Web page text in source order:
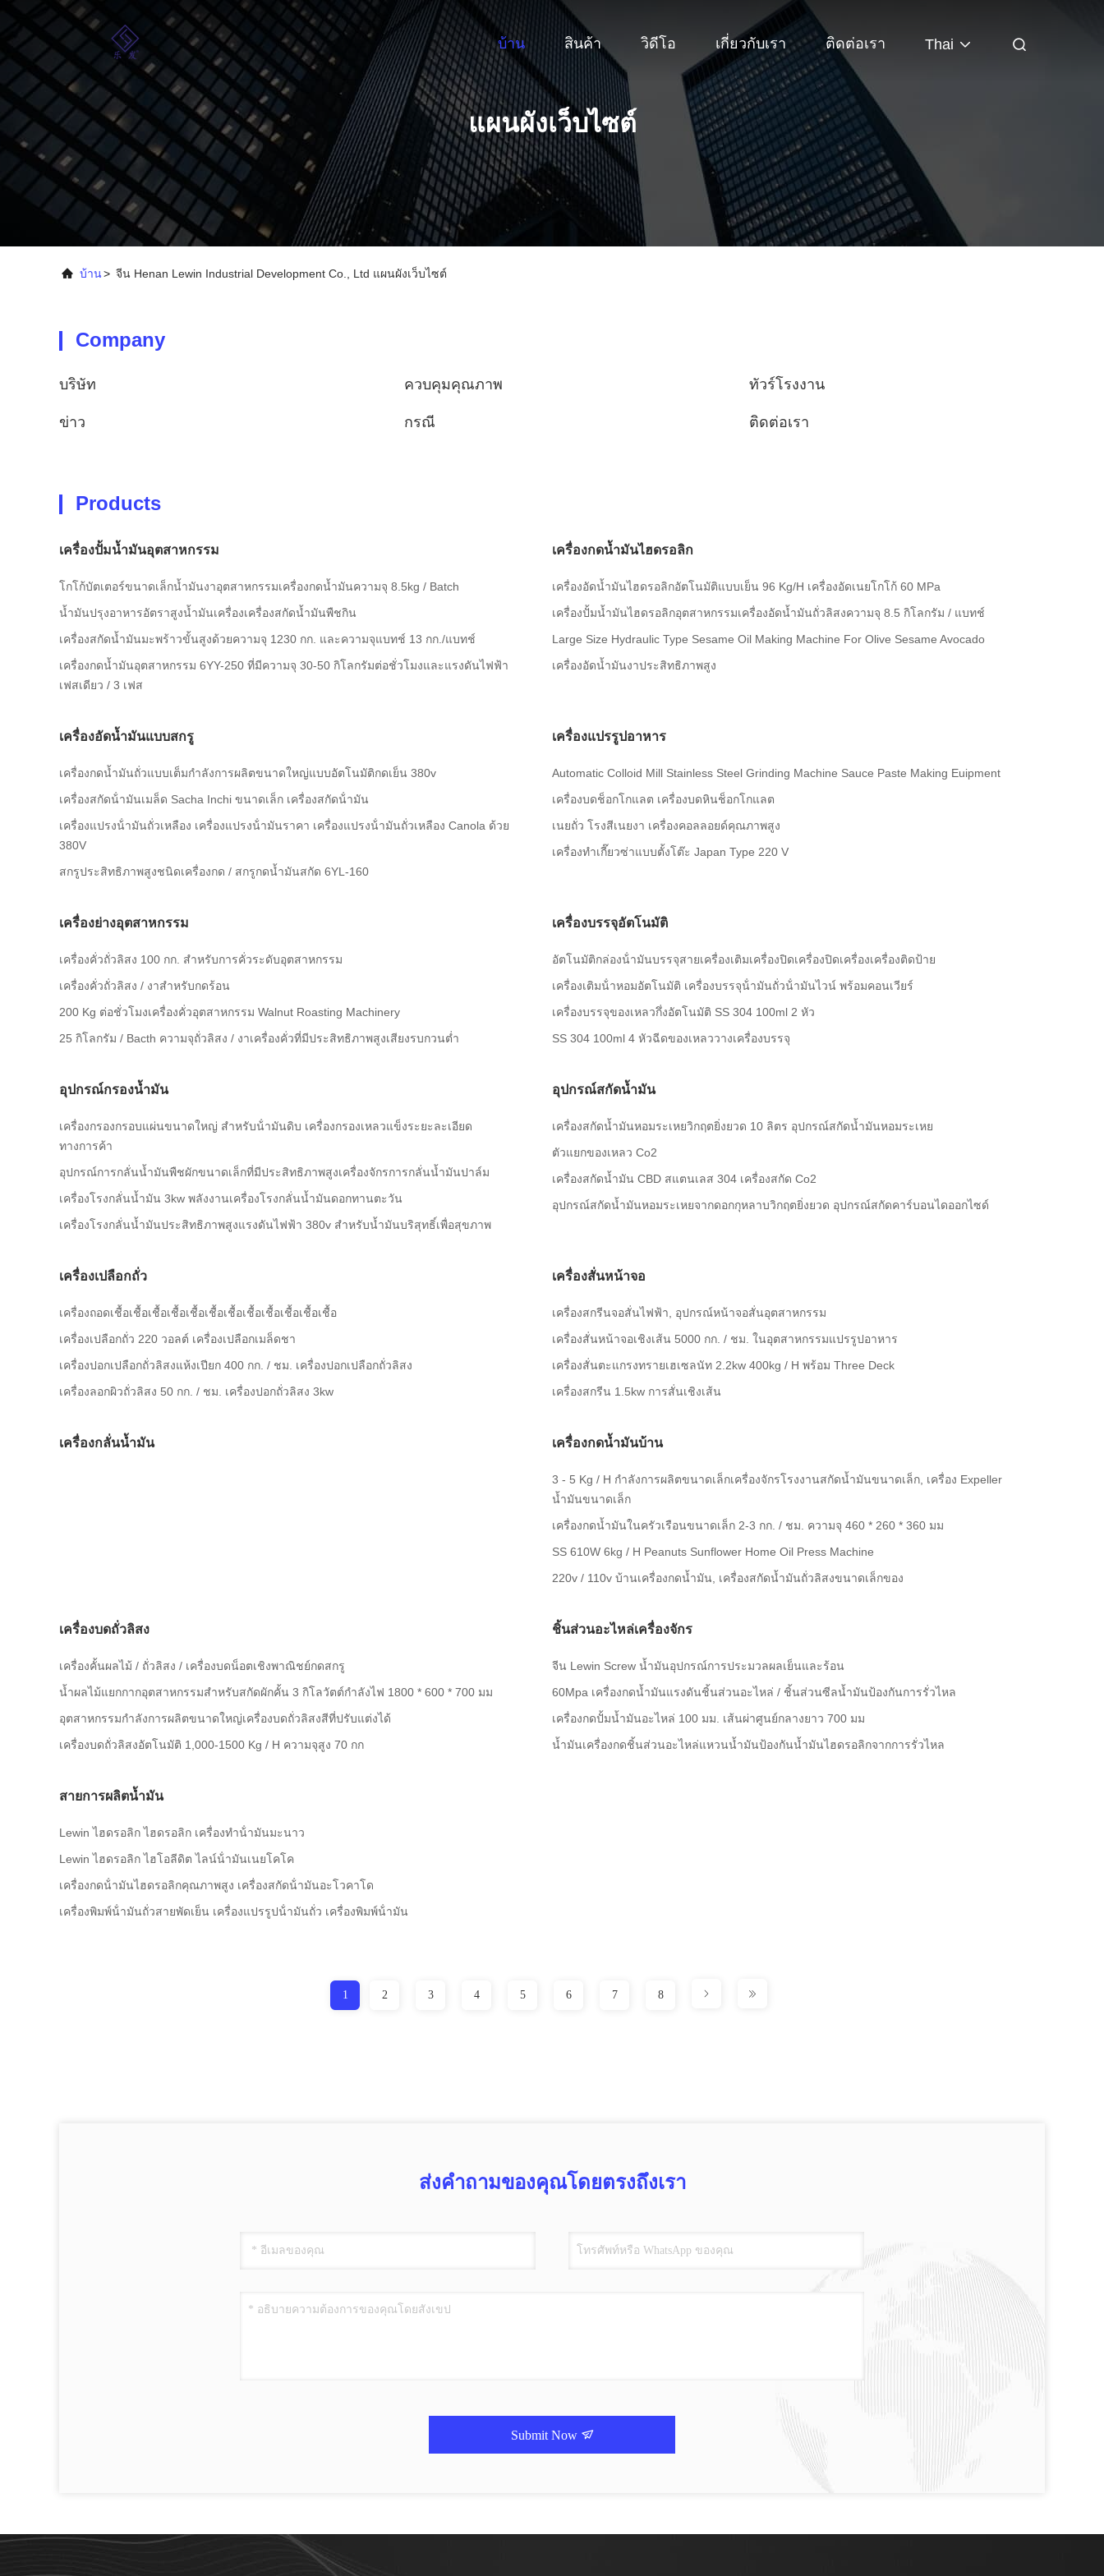
บ้าน สินค้า วิดีโอ เกี่ยวกับเรา ติดต่อเรา Thai
แผนผังเว็บไซต์
บ้าน> จีน Henan Lewin Industrial Development Co., Ltd แผนผังเว็บไซต์
Company
บริษัท ควบคุมคุณภาพ ทัวร์โรงงาน
ข่าว กรณี ติดต่อเรา
Products
เครื่องปั้มน้ำมันอุตสาหกรรม
โกโก้บัตเตอร์ขนาดเล็กน้ำมันงาอุตสาหกรรมเครื่องกดน้ำมันความจุ 8.5kg / Batch
น้ำมันปรุงอาหารอัตราสูงน้ำมันเครื่องเครื่องสกัดน้ำมันพืชกิน
เครื่องสกัดน้ำมันมะพร้าวขั้นสูงด้วยความจุ 1230 กก. และความจุแบทช์ 13 กก./แบทช์
เครื่องกดน้ำมันอุตสาหกรรม 6YY-250 ที่มีความจุ 30-50 กิโลกรัมต่อชั่วโมงและแรงดันไฟฟ้า
เฟสเดียว / 3 เฟส
เครื่องกดน้ำมันไฮดรอลิก
เครื่องอัดน้ำมันไฮดรอลิกอัตโนมัติแบบเย็น 96 Kg/H เครื่องอัดเนยโกโก้ 60 MPa
เครื่องปั้มน้ำมันไฮดรอลิกอุตสาหกรรมเครื่องอัดน้ำมันถั่วลิสงความจุ 8.5 กิโลกรัม / แบทช์
Large Size Hydraulic Type Sesame Oil Making Machine For Olive Sesame Avocado
เครื่องอัดน้ำมันงาประสิทธิภาพสูง
เครื่องอัดน้ำมันแบบสกรู
เครื่องกดน้ำมันถั่วแบบเต็มกำลังการผลิตขนาดใหญ่แบบอัตโนมัติกดเย็น 380v
เครื่องสกัดน้ํามันเมล็ด Sacha Inchi ขนาดเล็ก เครื่องสกัดน้ํามัน
เครื่องแปรงน้ํามันถั่วเหลือง เครื่องแปรงน้ํามันราคา เครื่องแปรงน้ํามันถั่วเหลือง Canola ด้วย
380V
สกรูประสิทธิภาพสูงชนิดเครื่องกด / สกรูกดน้ำมันสกัด 6YL-160
เครื่องแปรรูปอาหาร
Automatic Colloid Mill Stainless Steel Grinding Machine Sauce Paste Making Euipment
เครื่องบดช็อกโกแลต เครื่องบดหินช็อกโกแลต
เนยถั่ว โรงสีเนยงา เครื่องคอลลอยด์คุณภาพสูง
เครื่องทำเกี๊ยวซ่าแบบตั้งโต๊ะ Japan Type 220 V
เครื่องย่างอุตสาหกรรม
เครื่องคั่วถั่วลิสง 100 กก. สำหรับการคั่วระดับอุตสาหกรรม
เครื่องคั่วถั่วลิสง / งาสำหรับกดร้อน
200 Kg ต่อชั่วโมงเครื่องคั่วอุตสาหกรรม Walnut Roasting Machinery
25 กิโลกรัม / Bacth ความจุถั่วลิสง / งาเครื่องคั่วที่มีประสิทธิภาพสูงเสียงรบกวนต่ำ
เครื่องบรรจุอัตโนมัติ
อัตโนมัติกล่องน้ํามันบรรจุสายเครื่องเติมเครื่องปิดเครื่องปิดเครื่องเครื่องติดป้าย
เครื่องเติมน้ําหอมอัตโนมัติ เครื่องบรรจุน้ํามันถั่วน้ํามันไวน์ พร้อมคอนเวียร์
เครื่องบรรจุของเหลวกึ่งอัตโนมัติ SS 304 100ml 2 หัว
SS 304 100ml 4 หัวฉีดของเหลววางเครื่องบรรจุ
อุปกรณ์กรองน้ำมัน
เครื่องกรองกรอบแผ่นขนาดใหญ่ สําหรับน้ํามันดิบ เครื่องกรองเหลวแข็งระยะละเอียด
ทางการค้า
อุปกรณ์การกลั่นน้ำมันพืชผักขนาดเล็กที่มีประสิทธิภาพสูงเครื่องจักรการกลั่นน้ำมันปาล์ม
เครื่องโรงกลั่นน้ำมัน 3kw พลังงานเครื่องโรงกลั่นน้ำมันดอกทานตะวัน
เครื่องโรงกลั่นน้ำมันประสิทธิภาพสูงแรงดันไฟฟ้า 380v สำหรับน้ำมันบริสุทธิ์เพื่อสุขภาพ
อุปกรณ์สกัดน้ำมัน
เครื่องสกัดน้ำมันหอมระเหยวิกฤตยิ่งยวด 10 ลิตร อุปกรณ์สกัดน้ำมันหอมระเหย
ตัวแยกของเหลว Co2
เครื่องสกัดน้ำมัน CBD สแตนเลส 304 เครื่องสกัด Co2
อุปกรณ์สกัดน้ำมันหอมระเหยจากดอกกุหลาบวิกฤตยิ่งยวด อุปกรณ์สกัดคาร์บอนไดออกไซด์
เครื่องเปลือกถั่ว
เครื่องถอดเชื้อเชื้อเชื้อเชื้อเชื้อเชื้อเชื้อเชื้อเชื้อเชื้อเชื้อเชื้อ
เครื่องเปลือกถั่ว 220 วอลต์ เครื่องเปลือกเมล็ดชา
เครื่องปอกเปลือกถั่วลิสงแห้งเปียก 400 กก. / ชม. เครื่องปอกเปลือกถั่วลิสง
เครื่องลอกผิวถั่วลิสง 50 กก. / ชม. เครื่องปอกถั่วลิสง 3kw
เครื่องสั่นหน้าจอ
เครื่องสกรีนจอสั่นไฟฟ้า, อุปกรณ์หน้าจอสั่นอุตสาหกรรม
เครื่องสั่นหน้าจอเชิงเส้น 5000 กก. / ชม. ในอุตสาหกรรมแปรรูปอาหาร
เครื่องสั่นตะแกรงทรายเฮเซลนัท 2.2kw 400kg / H พร้อม Three Deck
เครื่องสกรีน 1.5kw การสั่นเชิงเส้น
เครื่องกลั่นน้ำมัน เครื่องกดน้ำมันบ้าน
3 - 5 Kg / H กำลังการผลิตขนาดเล็กเครื่องจักรโรงงานสกัดน้ำมันขนาดเล็ก, เครื่อง Expeller
น้ำมันขนาดเล็ก
เครื่องกดน้ำมันในครัวเรือนขนาดเล็ก 2-3 กก. / ชม. ความจุ 460 * 260 * 360 มม
SS 610W 6kg / H Peanuts Sunflower Home Oil Press Machine
220v / 110v บ้านเครื่องกดน้ำมัน, เครื่องสกัดน้ำมันถั่วลิสงขนาดเล็กของ
เครื่องบดถั่วลิสง
เครื่องคั้นผลไม้ / ถั่วลิสง / เครื่องบดน็อตเชิงพาณิชย์กดสกรู
น้ำผลไม้แยกกากอุตสาหกรรมสำหรับสกัดผักคั้น 3 กิโลวัตต์กำลังไฟ 1800 * 600 * 700 มม
อุตสาหกรรมกำลังการผลิตขนาดใหญ่เครื่องบดถั่วลิสงสีที่ปรับแต่งได้
เครื่องบดถั่วลิสงอัตโนมัติ 1,000-1500 Kg / H ความจุสูง 70 กก
ชิ้นส่วนอะไหล่เครื่องจักร
จีน Lewin Screw น้ำมันอุปกรณ์การประมวลผลเย็นและร้อน
60Mpa เครื่องกดน้ำมันแรงดันชิ้นส่วนอะไหล่ / ชิ้นส่วนซีลน้ำมันป้องกันการรั่วไหล
เครื่องกดปั้มน้ำมันอะไหล่ 100 มม. เส้นผ่าศูนย์กลางยาว 700 มม
น้ำมันเครื่องกดชิ้นส่วนอะไหล่แหวนน้ำมันป้องกันน้ำมันไฮดรอลิกจากการรั่วไหล
สายการผลิตน้ำมัน
Lewin ไฮดรอลิก ไฮดรอลิก เครื่องทําน้ํามันมะนาว
Lewin ไฮดรอลิก ไฮโอลีดิต ไลน์น้ํามันเนยโคโค
เครื่องกดน้ํามันไฮดรอลิกคุณภาพสูง เครื่องสกัดน้ํามันอะโวคาโด
เครื่องพิมพ์น้ํามันถั่วสายพัดเย็น เครื่องแปรรูปน้ํามันถั่ว เครื่องพิมพ์น้ํามัน
1 2 3 4 5 6 7 8
ส่งคำถามของคุณโดยตรงถึงเรา
Submit Now